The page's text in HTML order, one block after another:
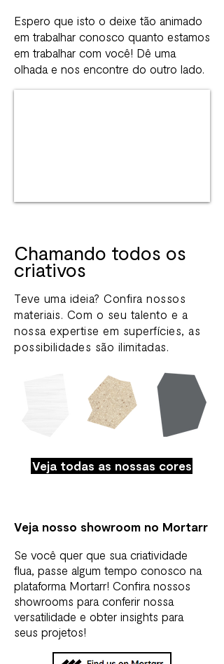
Espero que isto o deixe tão animado
em trabalhar conosco quanto estamos
em trabalhar com você! Dê uma
olhada e nos encontre do outro lado.
Chamando todos os
criativos
Teve uma ideia? Confira nossos
materiais. Com o seu talento e a
nossa expertise em superfícies, as
possibilidades são ilimitadas.
Veja todas as nossas cores
Veja nosso showroom no Mortarr
Se você quer que sua criatividade
flua, passe algum tempo conosco na
plataforma Mortarr! Confira nossos
showrooms para conferir nossa
versatilidade e obter insights para
seus projetos!